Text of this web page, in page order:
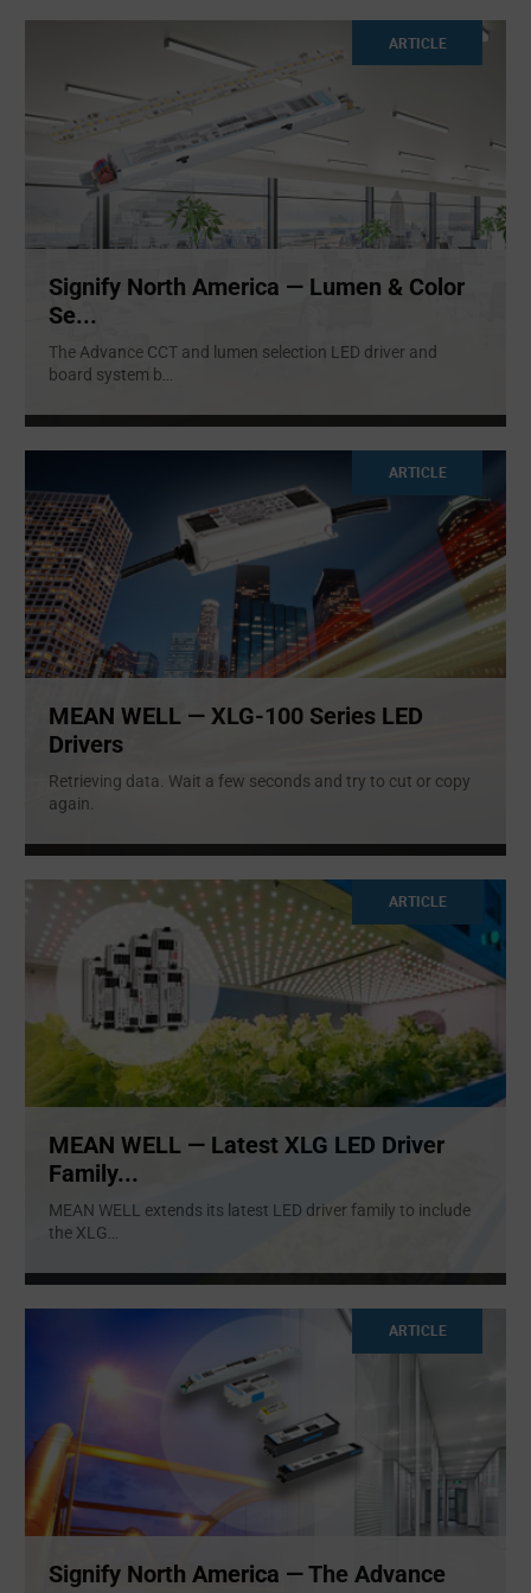
ARTICLE
Signify North America — Lumen & Color
Se...
The Advance CCT and lumen selection LED driver and
board system b
ARTICLE
MEAN WELL — XLG-100 Series LED
Drivers
Retrieving data. Wait a few seconds and try to cut or copy
again.
ARTICLE
MEAN WELL — Latest XLG LED Driver
Family...
MEAN WELL extends its latest LED driver family to include
the XLG
ARTICLE
Signify North America — The Advance